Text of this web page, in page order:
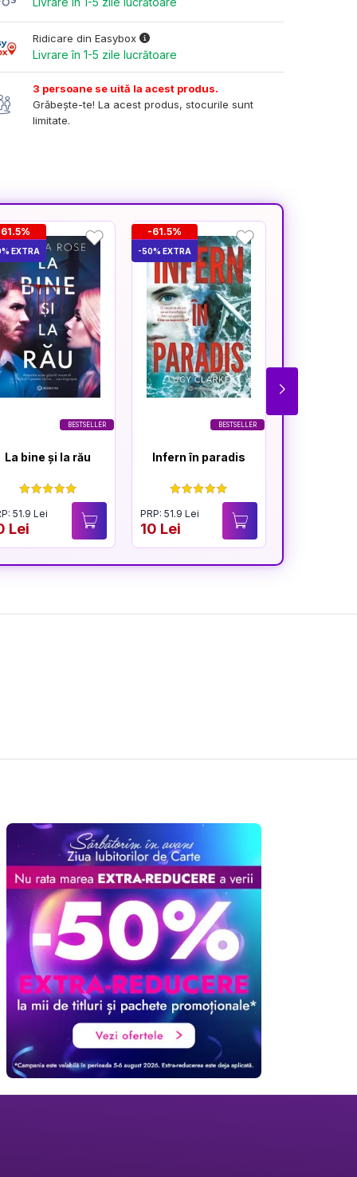
Ridicare din Easybox
Livrare în 1-5 zile lucrătoare
3 persoane se uită la acest produs.
Grăbește-te! La acest produs, stocurile sunt
limitate.
BESTSELLER
EXTRA
La bine și la rău
51.9 Lei
Lei
BESTSELLER
-61.5%
-50% EXTRA
Infern în paradis
PRP: 51.9 Lei
10 Lei